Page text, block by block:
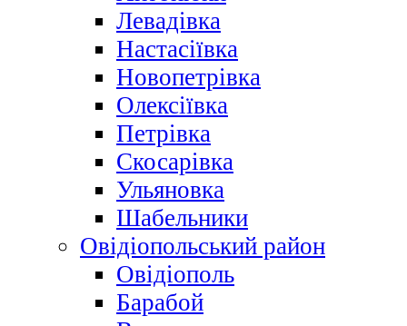
Левадівка
Настасіївка
Новопетрівка
Олексіївка
Петрівка
Скосарівка
Ульяновка
Шабельники
Овідіопольський район
Овідіополь
Барабой